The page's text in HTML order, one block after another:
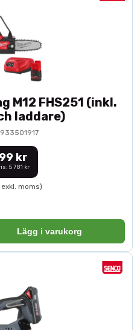
M12 FHS251 (inkl.
laddare)
kr
5 781 kr
moms)
Lägg i varukorg